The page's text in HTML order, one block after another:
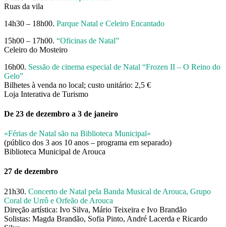
Ruas da vila
14h30 – 18h00. Parque Natal e Celeiro Encantado
15h00 – 17h00. “Oficinas de Natal”
Celeiro do Mosteiro
16h00. Sessão de cinema especial de Natal “Frozen II – O Reino do
Gelo”
Bilhetes à venda no local; custo unitário: 2,5 €
Loja Interativa de Turismo
De 23 de dezembro a 3 de janeiro
«Férias de Natal são na Biblioteca Municipal»
(público dos 3 aos 10 anos – programa em separado)
Biblioteca Municipal de Arouca
27 de dezembro
21h30. Concerto de Natal pela Banda Musical de Arouca, Grupo
Coral de Urrô e Orfeão de Arouca
Direção artística: Ivo Silva, Mário Teixeira e Ivo Brandão
Solistas: Magda Brandão, Sofia Pinto, André Lacerda e Ricardo